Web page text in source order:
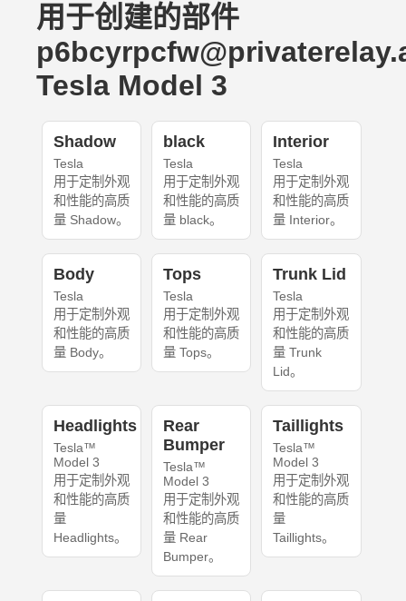
用于创建的部件
Tesla Model 3
Shadow
Tesla
用于定制外观
和性能的高质
量 Shadow。
black
Tesla
用于定制外观
和性能的高质
量 black。
Interior
Tesla
用于定制外观
和性能的高质
量 Interior。
Body
Tesla
用于定制外观
和性能的高质
量 Body。
Tops
Tesla
用于定制外观
和性能的高质
量 Tops。
Trunk Lid
Tesla
用于定制外观
和性能的高质
量 Trunk
Lid。
Headlights
Tesla™
Model 3
用于定制外观
和性能的高质
量
Headlights。
Rear
Bumper
Tesla™
Model 3
用于定制外观
和性能的高质
量 Rear
Bumper。
Taillights
Tesla™
Model 3
用于定制外观
和性能的高质
量
Taillights。